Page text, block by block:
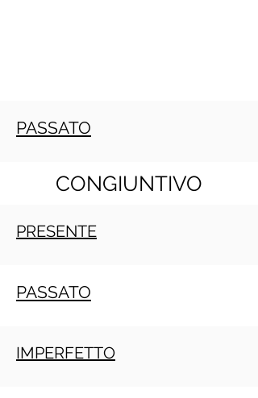
PASSATO
CONGIUNTIVO
PRESENTE
PASSATO
IMPERFETTO